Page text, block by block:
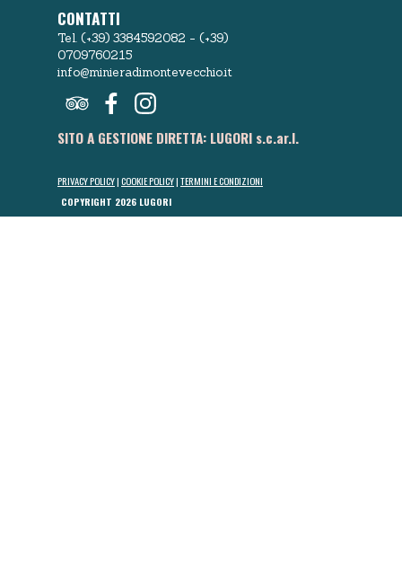
CONTATTI
Tel. (+39) 3384592082 - (+39)
0709760215
info@minieradimontevecchio.it
PRIVACY POLICY|COOKIE POLICY|TERMINI E CONDIZIONI
COPYRIGHT 2026 LUGORI
SITO A GESTIONE DIRETTA: LUGORI s.c.ar.l.